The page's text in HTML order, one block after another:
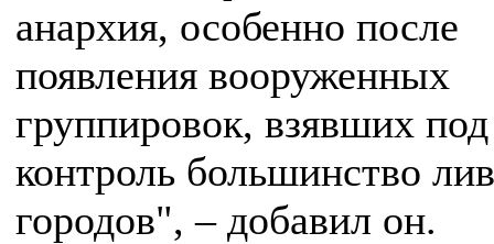
анархия, особенно после
появления вооруженных
группировок, взявших
контроль большинство
городов", – добавил он.